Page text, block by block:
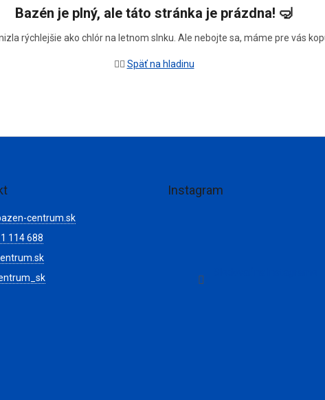
Bazén je plný, ale táto stránka je prázdna! 🤿
rýchlejšie ako chlór na letnom slnku. Ale nebojte sa, máme pre vás
🏊‍♂️ Späť na hladinu
centrum.sk
114 688
Instagram